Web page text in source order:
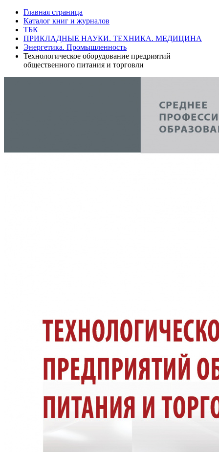
Главная страница
Каталог книг и журналов
ТБК
ПРИКЛАДНЫЕ НАУКИ. ТЕХНИКА. МЕДИЦИНА
Энергетика. Промышленность
Технологическое оборудование предриятий
общественного питания и торговли